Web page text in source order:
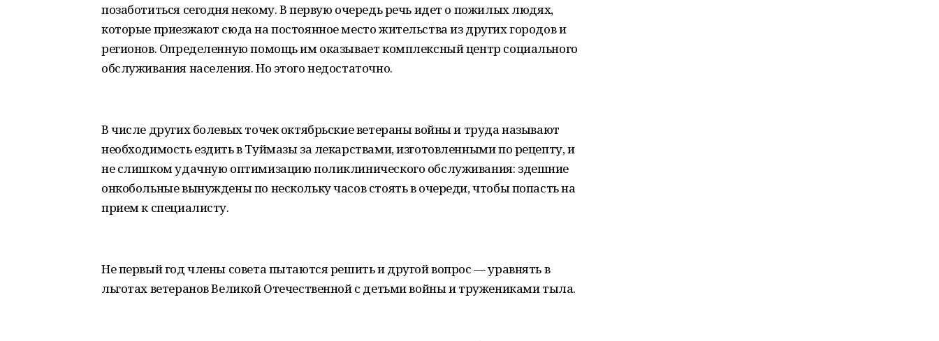
позаботиться сегодня некому. В первую очередь речь идет о пожилых людях,
которые приезжают сюда на постоянное место жительства из других городов и
регионов. Определенную помощь им оказывает комплексный центр социального
обслуживания населения. Но этого недостаточно.
В числе других болевых точек октябрьские ветераны войны и труда называют
необходимость ездить в Туймазы за лекарствами, изготовленными по рецепту, и
не слишком удачную оптимизацию поликлинического обслуживания: здешние
онкобольные вынуждены по нескольку часов стоять в очереди, чтобы попасть на
прием к специалисту.
Не первый год члены совета пытаются решить и другой вопрос — уравнять в
льготах ветеранов Великой Отечественной с детьми войны и тружениками тыла.